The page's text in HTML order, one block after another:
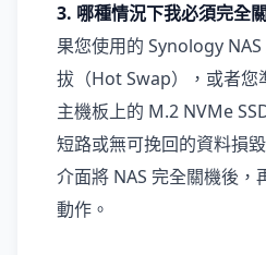
3. 哪種情況下我必須完全
果您使用的 Synology
拔（Hot Swap），或者您
主機板上的 M.2 NVMe
短路或無可挽回的資料損
介面將 NAS 完全關機後，
動作。